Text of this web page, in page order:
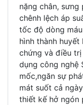
nặng chân, sưng
chênh lệch áp
tốc độ dòng
hình thành
chứng và điều trị
dụng công nghệ
mốc,ngăn sự
mát suốt cả
thiết kế hở ngón